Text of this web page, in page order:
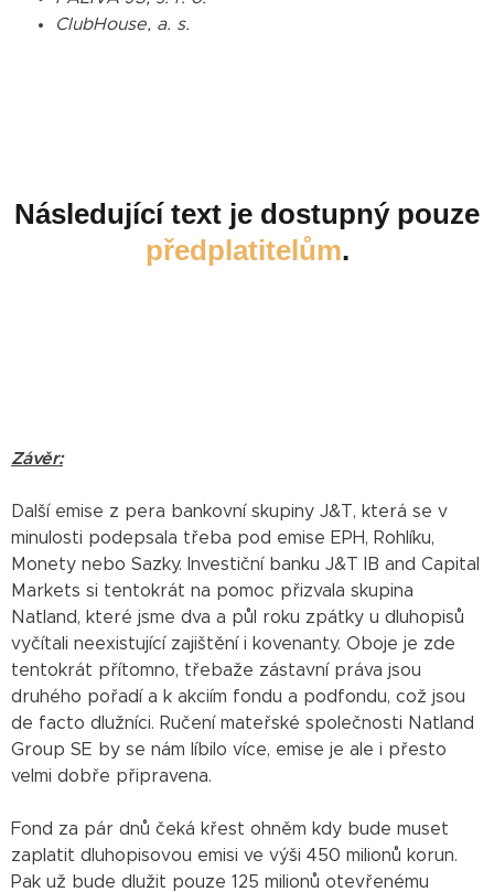
ClubHouse, a. s.
Následující text je dostupný pouze
předplatitelům.
Závěr:
Další emise z pera bankovní skupiny J&T, která se v
minulosti podepsala třeba pod emise EPH, Rohlíku,
Monety nebo Sazky. Investiční banku J&T IB and Capital
Markets si tentokrát na pomoc přizvala skupina
Natland, které jsme dva a půl roku zpátky u dluhopisů
vyčítali neexistující zajištění i kovenanty. Oboje je zde
tentokrát přítomno, třebaže zástavní práva jsou
druhého pořadí a k akciím fondu a podfondu, což jsou
de facto dlužníci. Ručení mateřské společnosti Natland
Group SE by se nám líbilo více, emise je ale i přesto
velmi dobře připravena.
Fond za pár dnů čeká křest ohněm kdy bude muset
zaplatit dluhopisovou emisi ve výši 450 milionů korun.
Pak už bude dlužit pouze 125 milionů otevřenému